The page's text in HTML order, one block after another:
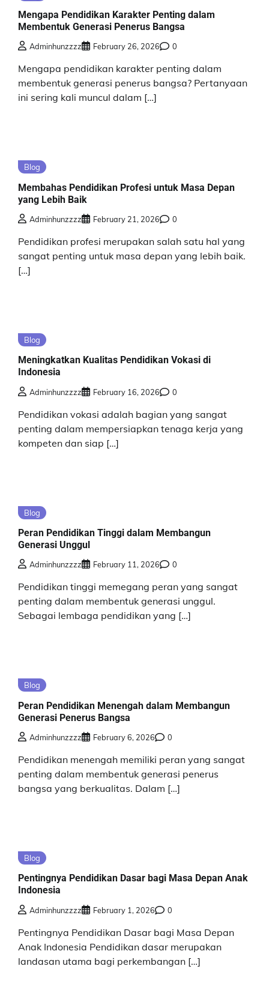
Mengapa Pendidikan Karakter Penting dalam
Membentuk Generasi Penerus Bangsa
Adminhunzzzz February 26, 2026 0
Mengapa pendidikan karakter penting dalam
membentuk generasi penerus bangsa? Pertanyaan
ini sering kali muncul dalam […]
Blog
Membahas Pendidikan Profesi untuk Masa Depan
yang Lebih Baik
Adminhunzzzz February 21, 2026 0
Pendidikan profesi merupakan salah satu hal yang
sangat penting untuk masa depan yang lebih baik.
[…]
Blog
Meningkatkan Kualitas Pendidikan Vokasi di
Indonesia
Adminhunzzzz February 16, 2026 0
Pendidikan vokasi adalah bagian yang sangat
penting dalam mempersiapkan tenaga kerja yang
kompeten dan siap […]
Blog
Peran Pendidikan Tinggi dalam Membangun
Generasi Unggul
Adminhunzzzz February 11, 2026 0
Pendidikan tinggi memegang peran yang sangat
penting dalam membentuk generasi unggul.
Sebagai lembaga pendidikan yang […]
Blog
Peran Pendidikan Menengah dalam Membangun
Generasi Penerus Bangsa
Adminhunzzzz February 6, 2026 0
Pendidikan menengah memiliki peran yang sangat
penting dalam membentuk generasi penerus
bangsa yang berkualitas. Dalam […]
Blog
Pentingnya Pendidikan Dasar bagi Masa Depan Anak
Indonesia
Adminhunzzzz February 1, 2026 0
Pentingnya Pendidikan Dasar bagi Masa Depan
Anak Indonesia Pendidikan dasar merupakan
landasan utama bagi perkembangan […]